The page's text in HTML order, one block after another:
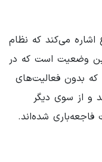
اشاره می‌کند که نظام
وضعیت است که در
که بدون فعالیت‌های
و از سوی دیگر
شده‌اند.